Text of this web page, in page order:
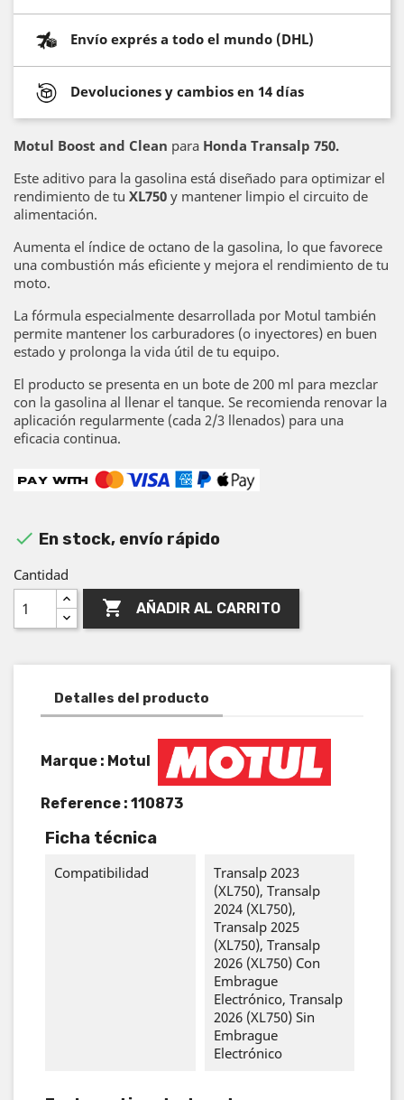
Envío exprés a todo el mundo (DHL)
Devoluciones y cambios en 14 días
Motul Boost and Clean para Honda Transalp 750.
Este aditivo para la gasolina está diseñado para optimizar el
rendimiento de tu XL750 y mantener limpio el circuito de
alimentación.
Aumenta el índice de octano de la gasolina, lo que favorece
una combustión más eficiente y mejora el rendimiento de tu
moto.
La fórmula especialmente desarrollada por Motul también
permite mantener los carburadores (o inyectores) en buen
estado y prolonga la vida útil de tu equipo.
El producto se presenta en un bote de 200 ml para mezclar
con la gasolina al llenar el tanque. Se recomienda renovar la
aplicación regularmente (cada 2/3 llenados) para una
eficacia continua.
 En stock, envío rápido
Cantidad
 AÑADIR AL CARRITO
Detalles del producto
Marque : Motul
Reference : 110873
Ficha técnica
Compatibilidad
Transalp 2023
(XL750), Transalp
2024 (XL750),
Transalp 2025
(XL750), Transalp
2026 (XL750) Con
Embrague
Electrónico, Transalp
2026 (XL750) Sin
Embrague
Electrónico